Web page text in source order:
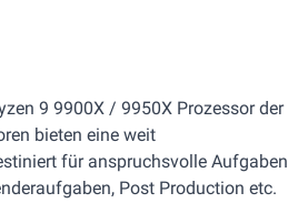
9 9900X / 9950X Prozessor der
bieten eine weit
für anspruchsvolle Aufgaben
Post Production etc.